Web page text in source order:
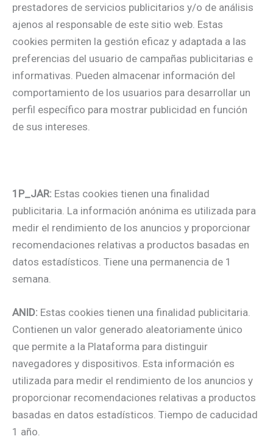
prestadores de servicios publicitarios y/o de análisis
ajenos al responsable de este sitio web. Estas
cookies permiten la gestión eficaz y adaptada a las
preferencias del usuario de campañas publicitarias e
informativas. Pueden almacenar información del
comportamiento de los usuarios para desarrollar un
perfil específico para mostrar publicidad en función
de sus intereses.
1P_JAR: Estas cookies tienen una finalidad
publicitaria. La información anónima es utilizada para
medir el rendimiento de los anuncios y proporcionar
recomendaciones relativas a productos basadas en
datos estadísticos. Tiene una permanencia de 1
semana.
ANID: Estas cookies tienen una finalidad publicitaria.
Contienen un valor generado aleatoriamente único
que permite a la Plataforma para distinguir
navegadores y dispositivos. Esta información es
utilizada para medir el rendimiento de los anuncios y
proporcionar recomendaciones relativas a productos
basadas en datos estadísticos. Tiempo de caducidad
1 año.